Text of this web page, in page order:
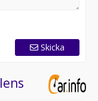
Skicka